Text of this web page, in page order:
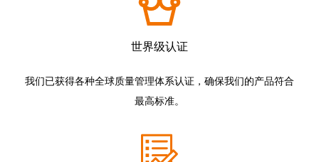
世界级认证
我们已获得各种全球质量管理体系认证，确保我们的产品符合
最高标准。